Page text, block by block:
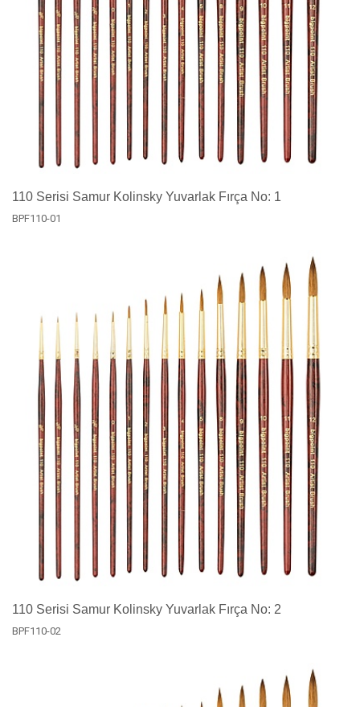
110 Serisi Samur Kolinsky Yuvarlak Fırça No: 1
BPF110-01
110 Serisi Samur Kolinsky Yuvarlak Fırça No: 2
BPF110-02